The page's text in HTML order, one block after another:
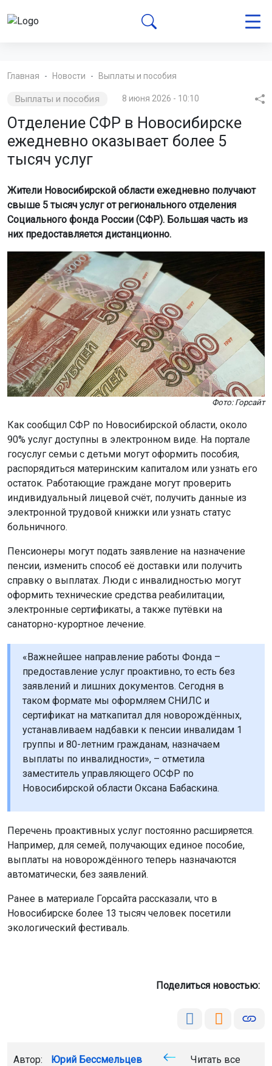
Главная Новости Выплаты и пособия
Выплаты и пособия 8 июня 2026 - 10:10
Отделение СФР в Новосибирске
ежедневно оказывает более 5
тысяч услуг
Жители Новосибирской области ежедневно получают
свыше 5 тысяч услуг от регионального отделения
Социального фонда России (СФР). Большая часть из
них предоставляется дистанционно.
Фото: Горсайт
Как сообщил СФР по Новосибирской области, около
90% услуг доступны в электронном виде. На портале
госуслуг семьи с детьми могут оформить пособия,
распорядиться материнским капиталом или узнать его
остаток. Работающие граждане могут проверить
индивидуальный лицевой счёт, получить данные из
электронной трудовой книжки или узнать статус
больничного.
Пенсионеры могут подать заявление на назначение
пенсии, изменить способ её доставки или получить
справку о выплатах. Люди с инвалидностью могут
оформить технические средства реабилитации,
электронные сертификаты, а также путёвки на
санаторно-курортное лечение.
«Важнейшее направление работы Фонда –
предоставление услуг проактивно, то есть без
заявлений и лишних документов. Сегодня в
таком формате мы оформляем СНИЛС и
сертификат на маткапитал для новорождённых,
устанавливаем надбавки к пенсии инвалидам 1
группы и 80-летним гражданам, назначаем
выплаты по инвалидности», – отметила
заместитель управляющего ОСФР по
Новосибирской области Оксана Бабаскина.
Перечень проактивных услуг постоянно расширяется.
Например, для семей, получающих единое пособие,
выплаты на новорождённого теперь назначаются
автоматически, без заявлений.
Ранее в материале Горсайта рассказали, что в
Новосибирске более 13 тысяч человек посетили
экологический фестиваль.
Поделиться новостью:
Автор: Юрий Бессмельцев
Читать все